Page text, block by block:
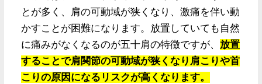
とが多く、肩の可動域が狭くなり、激痛を伴い動
かすことが困難になります。放置していても自然
に痛みがなくなるのが五十肩の特徴ですが、 放置
することで肩関節の可動域が狭くなり肩こりや首
こりの原因になるリスクが高くなります。